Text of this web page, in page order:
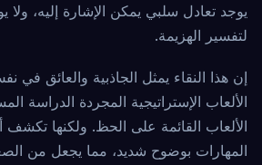
يوجد تعادل سلبي يمكن الإشارة إليه، ولا
لتفسير الهزيمة.
إن هذا النقاء يمثل الجاذبية والعائق في
الألعاب الإستراتيجية المجردة الدراسة
الألعاب القائمة على الحظ. ولكنها
المهارات بوضوح شديد، مما يجعل من